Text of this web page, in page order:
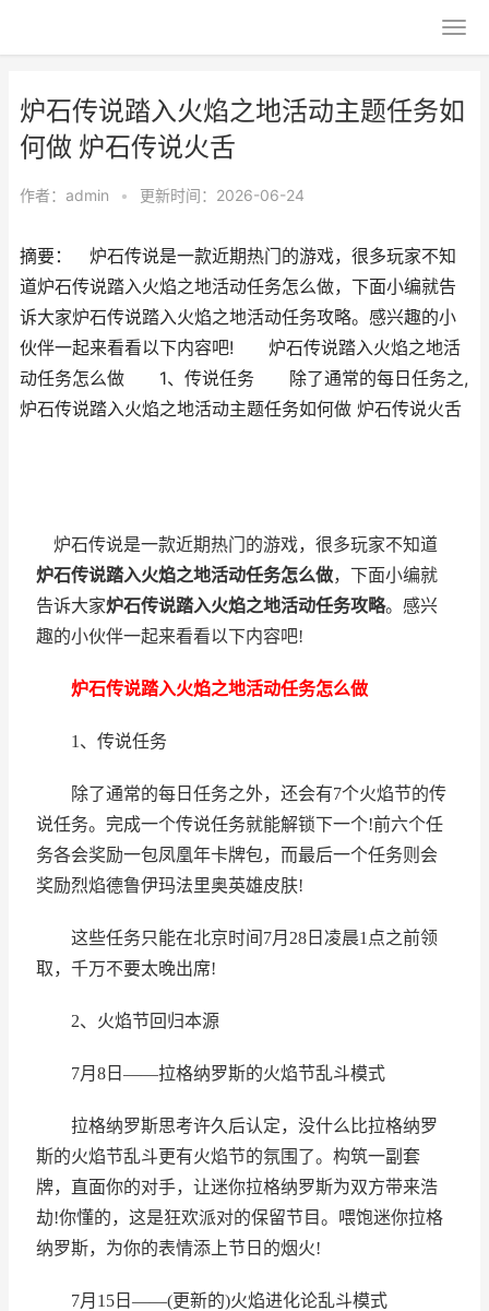
炉石传说踏入火焰之地活动主题任务如
何做 炉石传说火舌
作者： admin • 更新时间：2026-06-24
摘要： 炉石传说是一款近期热门的游戏，很多玩家不知
道炉石传说踏入火焰之地活动任务怎么做，下面小编就告
诉大家炉石传说踏入火焰之地活动任务攻略。感兴趣的小
伙伴一起来看看以下内容吧! 炉石传说踏入火焰之地活
动任务怎么做 1、传说任务 除了通常的每日任务之,
炉石传说踏入火焰之地活动主题任务如何做 炉石传说火舌
炉石传说是一款近期热门的游戏，很多玩家不知道
炉石传说踏入火焰之地活动任务怎么做，下面小编就
告诉大家炉石传说踏入火焰之地活动任务攻略。感兴
趣的小伙伴一起来看看以下内容吧!
炉石传说踏入火焰之地活动任务怎么做
1、传说任务
除了通常的每日任务之外，还会有7个火焰节的传
说任务。完成一个传说任务就能解锁下一个!前六个任
务各会奖励一包凤凰年卡牌包，而最后一个任务则会
奖励烈焰德鲁伊玛法里奥英雄皮肤!
这些任务只能在北京时间7月28日凌晨1点之前领
取，千万不要太晚出席!
2、火焰节回归本源
7月8日——拉格纳罗斯的火焰节乱斗模式
拉格纳罗斯思考许久后认定，没什么比拉格纳罗
斯的火焰节乱斗更有火焰节的氛围了。构筑一副套
牌，直面你的对手，让迷你拉格纳罗斯为双方带来浩
劫!你懂的，这是狂欢派对的保留节目。喂饱迷你拉格
纳罗斯，为你的表情添上节日的烟火!
7月15日——(更新的)火焰进化论乱斗模式